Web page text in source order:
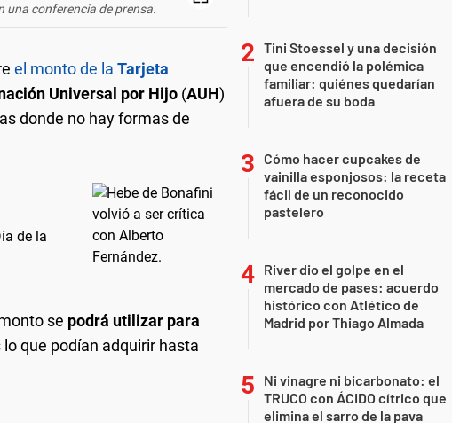
una conferencia de prensa.
el monto de la Tarjeta
Universal por Hijo (AUH)
donde no hay formas de
de la
se podrá utilizar para
lo que podían adquirir hasta
Tini Stoessel y una decisión
que encendió la polémica
familiar: quiénes quedarían
afuera de su boda
Cómo hacer cupcakes de
vainilla esponjosos: la receta
fácil de un reconocido
pastelero
River dio el golpe en el
mercado de pases: acuerdo
histórico con Atlético de
Madrid por Thiago Almada
Ni vinagre ni bicarbonato: el
TRUCO con ÁCIDO cítrico que
elimina el sarro de la pava